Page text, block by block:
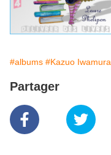
#albums #Kazuo Iwamura
Partager